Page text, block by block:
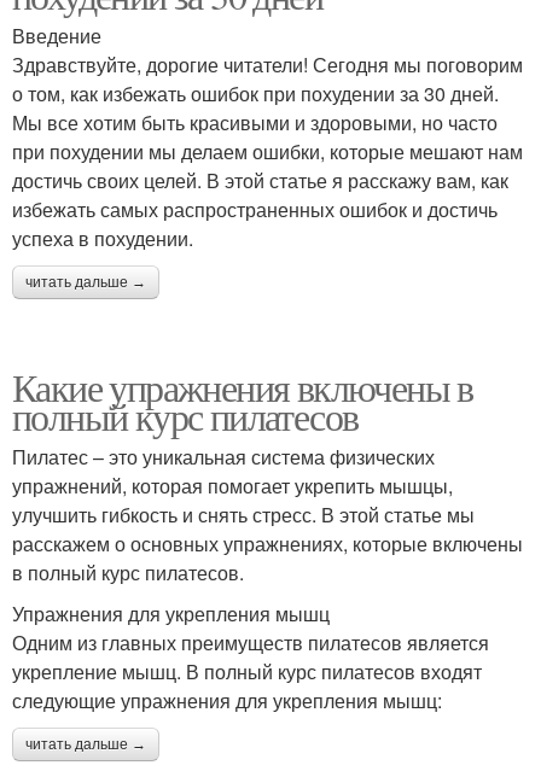
Введение
Здравствуйте, дорогие читатели! Сегодня мы поговорим
о том, как избежать ошибок при похудении за 30 дней.
Мы все хотим быть красивыми и здоровыми, но часто
при похудении мы делаем ошибки, которые мешают нам
достичь своих целей. В этой статье я расскажу вам, как
избежать самых распространенных ошибок и достичь
успеха в похудении.
читать дальше →
Какие упражнения включены в
полный курс пилатесов
Пилатес – это уникальная система физических
упражнений, которая помогает укрепить мышцы,
улучшить гибкость и снять стресс. В этой статье мы
расскажем о основных упражнениях, которые включены
в полный курс пилатесов.
Упражнения для укрепления мышц
Одним из главных преимуществ пилатесов является
укрепление мышц. В полный курс пилатесов входят
следующие упражнения для укрепления мышц:
читать дальше →